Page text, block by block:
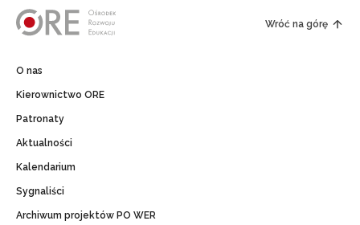
Wróć na górę
O nas
Kierownictwo ORE
Patronaty
Aktualności
Kalendarium
Sygnaliści
Archiwum projektów PO WER